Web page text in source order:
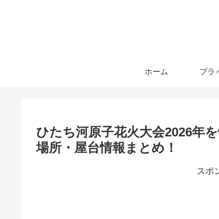
ホーム
ひたち河原子花火大会2026年
場所・屋台情報まとめ！
スポ